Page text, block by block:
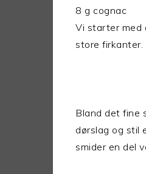
8 g cognac
Vi starter med
store firkanter.
Bland det fine
dørslag og stil
smider en del